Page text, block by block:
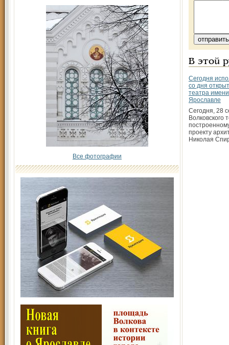
Все фотографии
В этой
Сегодня
со дня
театра
Ярославле
Сегодня, 28
Волковского
проекту
Николая